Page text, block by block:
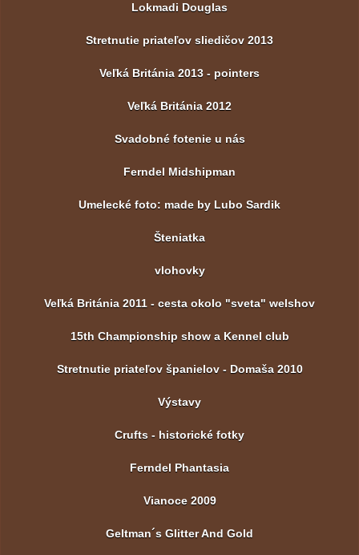
Lokmadi Douglas
Stretnutie priateľov sliedičov 2013
Veľká Británia 2013 - pointers
Veľká Británia 2012
Svadobné fotenie u nás
Ferndel Midshipman
Umelecké foto: made by Lubo Sardik
Šteniatka
vlohovky
Veľká Británia 2011 - cesta okolo "sveta" welshov
15th Championship show a Kennel club
Stretnutie priateľov španielov - Domaša 2010
Výstavy
Crufts - historické fotky
Ferndel Phantasia
Vianoce 2009
Geltman´s Glitter And Gold